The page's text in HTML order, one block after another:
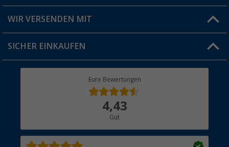
Jobs & Karriere
Versandinformationen
Rücksendung
WIR VERSENDEN MIT
SICHER EINKAUFEN
Eure Bewertungen
4,43
Gut